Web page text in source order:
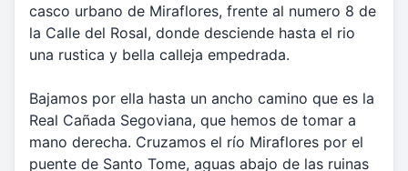
casco urbano de Miraflores, frente al numero 8 de
la Calle del Rosal, donde desciende hasta el rio
una rustica y bella calleja empedrada.
Bajamos por ella hasta un ancho camino que es la
Real Cañada Segoviana, que hemos de tomar a
mano derecha. Cruzamos el río Miraflores por el
puente de Santo Tome, aguas abajo de las ruinas